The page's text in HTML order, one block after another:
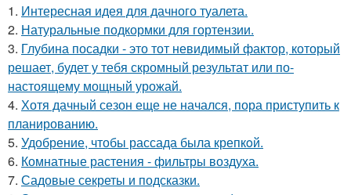
1. Интересная идея для дачного туалета.
2. Натуральные подкормки для гортензии.
3. Глубина посадки - это тот невидимый фактор, который
решает, будет у тебя скромный результат или по-
настоящему мощный урожай.
4. Хотя дачный сезон еще не начался, пора приступить к
планированию.
5. Удобрение, чтобы рассада была крепкoй.
6. Комнатные растения - фильтры воздуха.
7. Садовые секреты и подсказки.